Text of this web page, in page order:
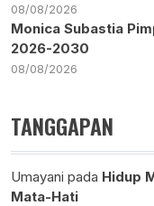
08/08/2026
Monica Subastia
2026-2030
08/08/2026
TANGGAPAN
Umayani pada Hidup
Mata-Hati